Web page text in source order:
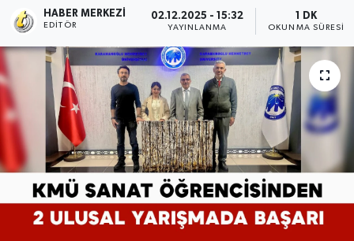
HABER MERKEZI
EDITÖR
02.12.2025 - 15:32
YAYINLANMA
1 DK
OKUNMA SÜRESI